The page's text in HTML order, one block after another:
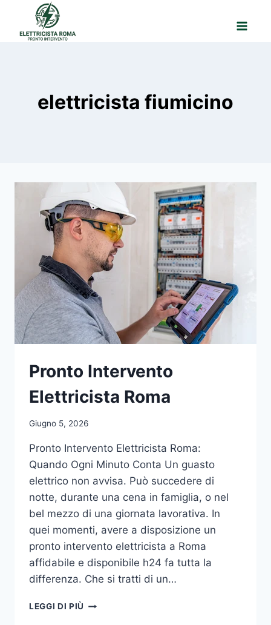
contenuto
elettricista fiumicino
Pronto Intervento
Elettricista Roma
Giugno 5, 2026
Pronto Intervento Elettricista Roma:
Quando Ogni Minuto Conta Un guasto
elettrico non avvisa. Può succedere di
notte, durante una cena in famiglia, o nel
bel mezzo di una giornata lavorativa. In
quei momenti, avere a disposizione un
pronto intervento elettricista a Roma
affidabile e disponibile h24 fa tutta la
differenza. Che si tratti di un…
LEGGI DI PIÙ PRONTO